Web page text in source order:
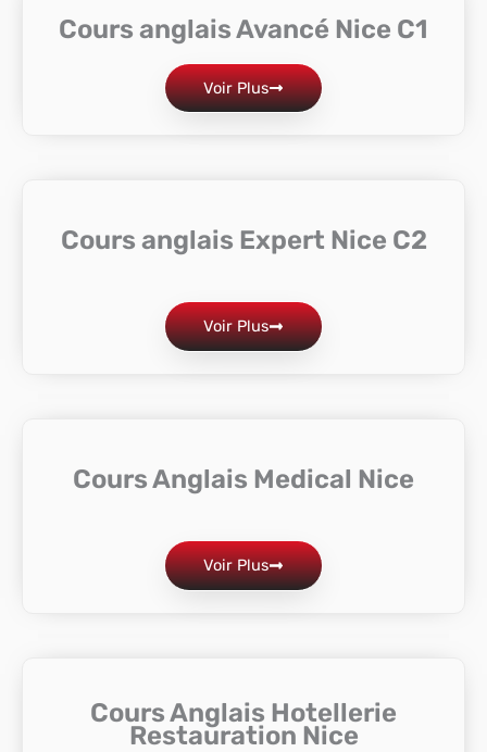
Cours anglais Avancé Nice C1
Voir Plus
Cours anglais Expert Nice C2
Voir Plus
Cours Anglais Medical Nice
Voir Plus
Cours Anglais Hotellerie
Restauration Nice